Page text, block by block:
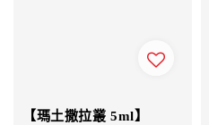
【瑪土撒拉叢 5ml】